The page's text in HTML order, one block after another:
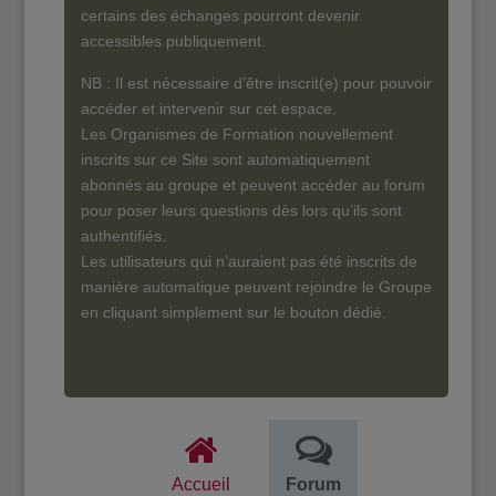
certains des échanges pourront devenir
accessibles publiquement.
NB : Il est nécessaire d’être inscrit(e) pour pouvoir
accéder et intervenir sur cet espace.
Les Organismes de Formation nouvellement
inscrits sur ce Site sont automatiquement
abonnés au groupe et peuvent accéder au forum
pour poser leurs questions dès lors qu’ils sont
authentifiés.
Les utilisateurs qui n’auraient pas été inscrits de
manière automatique peuvent rejoindre le Groupe
en cliquant simplement sur le bouton dédié.
Accueil Forum